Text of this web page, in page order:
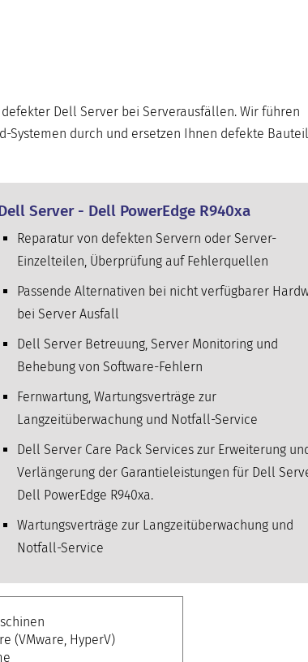
Dell Server bei Serverausfällen. Wir führen
Systemen durch und ersetzen Ihnen defekte
Server - Dell PowerEdge R940xa
Reparatur von defekten Servern oder Server-
Einzelteilen, Überprüfung auf Fehlerquellen
Passende Alternativen bei nicht verfügbarer
bei Server Ausfall
Dell Server Betreuung, Server Monitoring und
Behebung von Software-Fehlern
Fernwartung, Wartungsverträge zur
Langzeitüberwachung und Notfall-Service
Dell Server Care Pack Services zur Erweiterung
Verlängerung der Garantieleistungen für Dell
Dell PowerEdge R940xa.
Wartungsverträge zur Langzeitüberwachung und
Notfall-Service
(VMware, HyperV)